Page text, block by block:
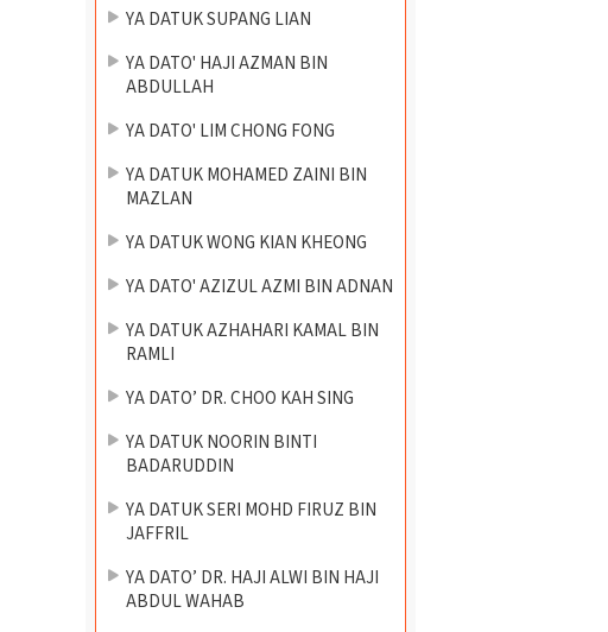
YA DATUK SUPANG LIAN
YA DATO' HAJI AZMAN BIN
ABDULLAH
YA DATO' LIM CHONG FONG
YA DATUK MOHAMED ZAINI BIN
MAZLAN
YA DATUK WONG KIAN KHEONG
YA DATO' AZIZUL AZMI BIN ADNAN
YA DATUK AZHAHARI KAMAL BIN
RAMLI
YA DATO’ DR. CHOO KAH SING
YA DATUK NOORIN BINTI
BADARUDDIN
YA DATUK SERI MOHD FIRUZ BIN
JAFFRIL
YA DATO’ DR. HAJI ALWI BIN HAJI
ABDUL WAHAB